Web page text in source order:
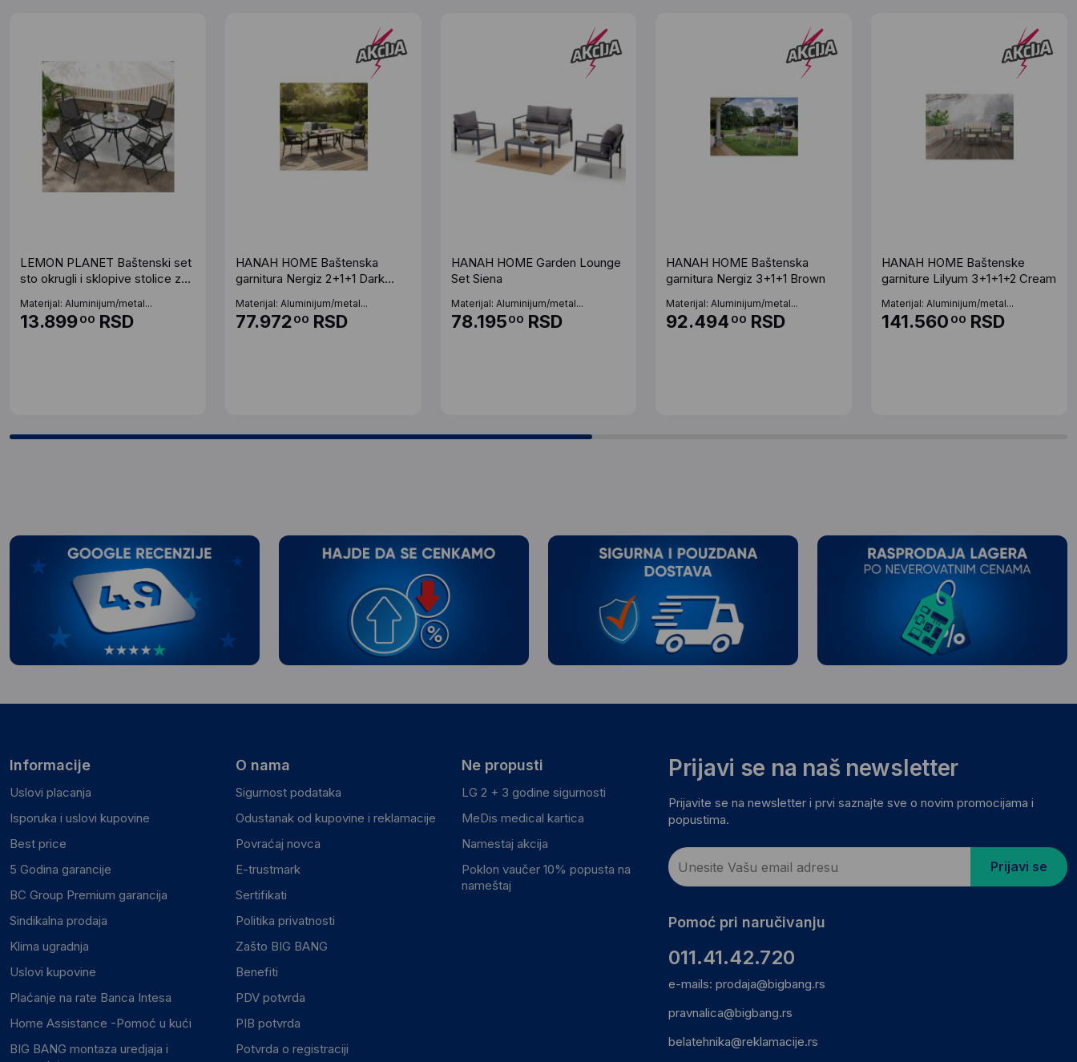
LEMON PLANET Baštenski set
sto okrugli i sklopive stolice za
Materijal: Aluminijum/metal...
13.89900 RSD
HANAH HOME Baštenska
garnitura Nergiz 2+1+1 Dark
Materijal: Aluminijum/metal...
77.97200 RSD
HANAH HOME Garden Lounge
Set Siena
Materijal: Aluminijum/metal...
78.19500 RSD
HANAH HOME Baštenska
garnitura Nergiz 3+1+1 Brown
Materijal: Aluminijum/metal...
92.494 00 RSD
HANAH HOME Baštenske
garniture Lilyum 3+1+1+2 Cream
Materijal: Aluminijum/metal...
141.560 00 RSD
Informacije
Uslovi placanja
Isporuka i uslovi kupovine
Best price
5 Godina garancije
BC Group Premium garancija
Sindikalna prodaja
Klima ugradnja
Uslovi kupovine
Plaćanje na rate Banca Intesa
Home Assistance -Pomoć u kući
BIG BANG montaza uredjaja i
O nama
Sigurnost podataka
Odustanak od kupovine i reklamacije
Povraćaj novca
E-trustmark
Sertifikati
Politika privatnosti
Zašto BIG BANG
Benefiti
PDV potvrda
PIB potvrda
Potvrda o registraciji
Ne propusti
LG 2 + 3 godine sigurnosti
MeDis medical kartica
Namestaj akcija
Poklon vaučer 10% popusta na
nameštaj
Prijavi se na naš newsletter
Prijavite se na newsletter i prvi saznajte sve o novim promocijama i
popustima.
Prijavi se
Pomoć pri naručivanju
011.41.42.720
e-mails: prodaja@bigbang.rs
pravnalica@bigbang.rs
belatehnika@reklamacije.rs